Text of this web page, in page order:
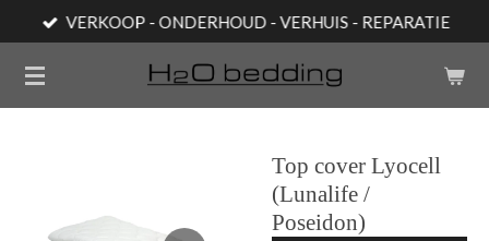
direct
naar
VERKOOP - ONDERHOUD - VERHUIS - REPARATIE
Top cover Lyocell
(Lunalife /
Poseidon)